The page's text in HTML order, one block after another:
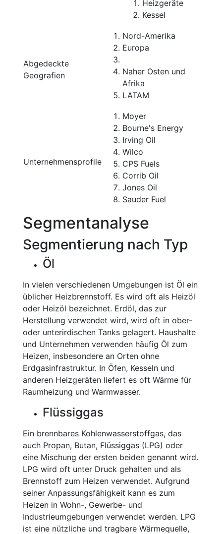
Heizgeräte
Kessel
Abgedeckte
Geografien
Nord-Amerika
Europa
Naher Osten und
Afrika
LATAM
Unternehmensprofile
Moyer
Bourne's Energy
Irving Oil
Wilco
CPS Fuels
Corrib Oil
Jones Oil
Sauder Fuel
Segmentanalyse
Segmentierung nach Typ
Öl
In vielen verschiedenen Umgebungen ist Öl ein
üblicher Heizbrennstoff. Es wird oft als Heizöl
oder Heizöl bezeichnet. Erdöl, das zur
Herstellung verwendet wird, wird oft in ober-
oder unterirdischen Tanks gelagert. Haushalte
und Unternehmen verwenden häufig Öl zum
Heizen, insbesondere an Orten ohne
Erdgasinfrastruktur. In Öfen, Kesseln und
anderen Heizgeräten liefert es oft Wärme für
Raumheizung und Warmwasser.
Flüssiggas
Ein brennbares Kohlenwasserstoffgas, das
auch Propan, Butan, Flüssiggas (LPG) oder
eine Mischung der ersten beiden genannt wird.
LPG wird oft unter Druck gehalten und als
Brennstoff zum Heizen verwendet. Aufgrund
seiner Anpassungsfähigkeit kann es zum
Heizen in Wohn-, Gewerbe- und
Industrieumgebungen verwendet werden. LPG
ist eine nützliche und tragbare Wärmequelle,